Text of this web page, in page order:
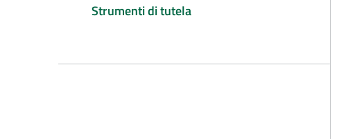
Strumenti di tutela